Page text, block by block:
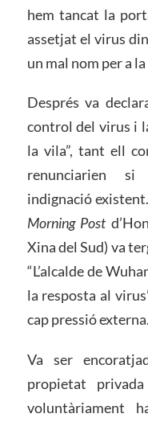
hem tancat la
assetjat el virus
un mal nom per a
Després va
control del virus i
la vila”, tant ell
renunciarien si
indignació
Morning Post
Xina del Sud) va
“L’alcalde de
la resposta al
cap pressió
Va ser
propietat
voluntàriament